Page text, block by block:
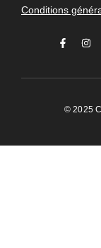
Conditions
© 2025